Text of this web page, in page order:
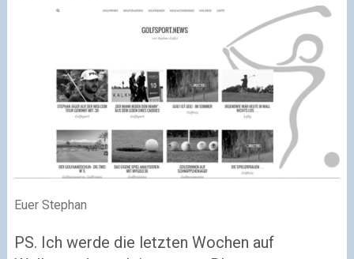
Euer Stephan
PS. Ich werde die letzten Wochen auf